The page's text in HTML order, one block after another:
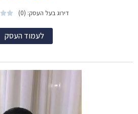
דירוג בעל העסק: (0) 

לעמוד העסק